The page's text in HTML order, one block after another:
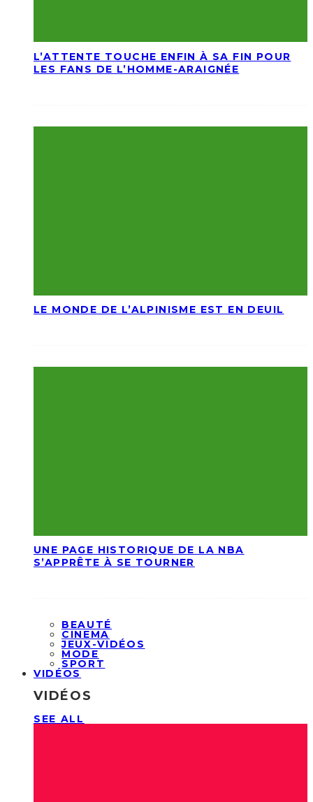
L’ATTENTE TOUCHE ENFIN À SA FIN POUR
LES FANS DE L’HOMME-ARAIGNÉE
LE MONDE DE L’ALPINISME EST EN DEUIL
UNE PAGE HISTORIQUE DE LA NBA
S’APPRÊTE À SE TOURNER
BEAUTÉ
CINEMA
JEUX-VIDÉOS
MODE
SPORT
VIDÉOS
VIDÉOS
SEE ALL